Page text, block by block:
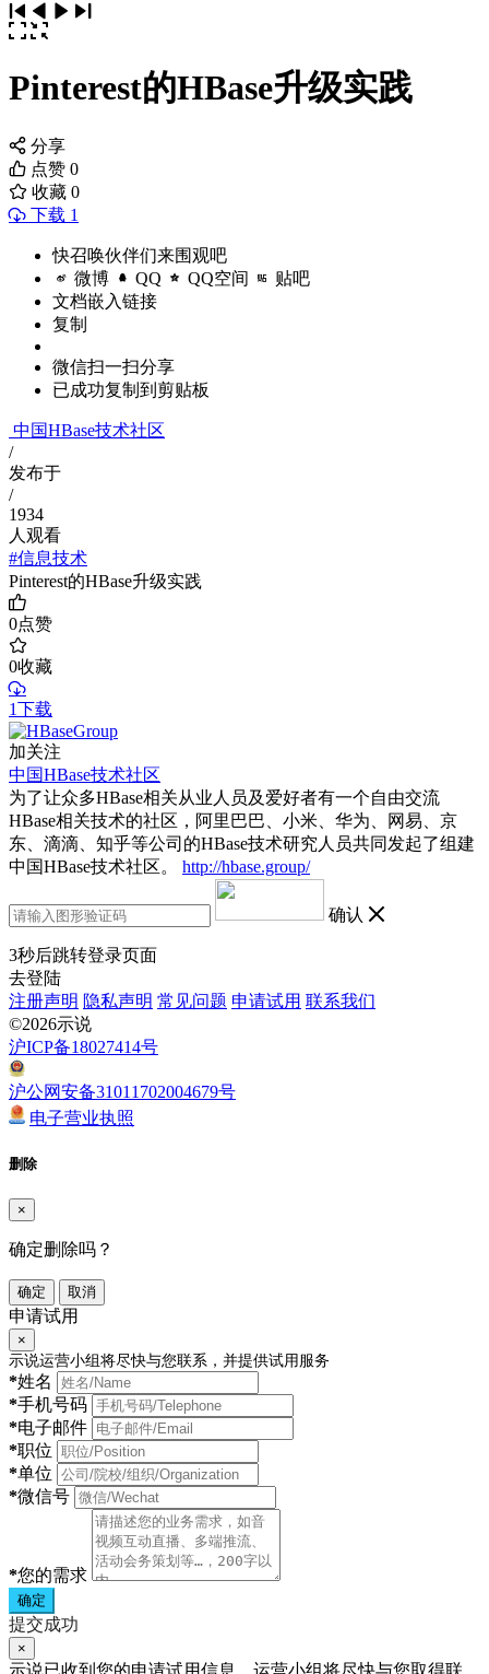
Pinterest的HBase升级实践
分享
点赞 0
收藏 0
下载 1
快召唤伙伴们来围观吧
微博 QQ QQ空间 贴吧
文档嵌入链接
复制
微信扫一扫分享
已成功复制到剪贴板
中国HBase技术社区
/
发布于
/
1934
人观看
#信息技术
Pinterest的HBase升级实践
0点赞
0收藏
1下载
加关注
中国HBase技术社区
为了让众多HBase相关从业人员及爱好者有一个自由交流
HBase相关技术的社区，阿里巴巴、小米、华为、网易、京
东、滴滴、知乎等公司的HBase技术研究人员共同发起了组建
中国HBase技术社区。
http://hbase.group/
确认
3秒后跳转登录页面
去登陆
注册声明 隐私声明 常见问题 申请试用 联系我们
©2026示说
沪ICP备18027414号
沪公网安备31011702004679号
电子营业执照
删除
×
确定删除吗？
确定 取消
申请试用
×
示说运营小组将尽快与您联系，并提供试用服务
*姓名
*手机号码
*电子邮件
*职位
*单位
*微信号
*您的需求
确定
提交成功
×